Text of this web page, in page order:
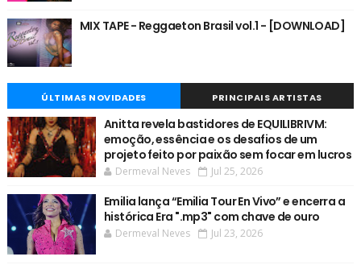
MIX TAPE - Reggaeton Brasil vol.1 - [DOWNLOAD]
ÚLTIMAS NOVIDADES PRINCIPAIS ARTISTAS
Anitta revela bastidores de EQUILIBRIVM:
emoção, essência e os desafios de um
projeto feito por paixão sem focar em lucros
Dermeval Neves Jul 25, 2026
Emilia lança “Emilia Tour En Vivo” e encerra a
histórica Era ".mp3" com chave de ouro
Dermeval Neves Jul 23, 2026